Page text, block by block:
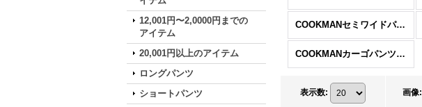
12,001円〜2,0000円までの
アイテム
20,001円以上のアイテム
ロングパンツ
ショートパンツ
COOKMANセミワイドパンツ
COOKMANカーゴパンツ ショート
表示数: 画像: